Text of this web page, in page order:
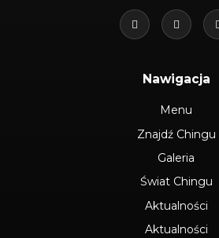
Nawigacja
Menu
Znajdź Chingu
Galeria
Świat Chingu
Aktualności
Aktualności